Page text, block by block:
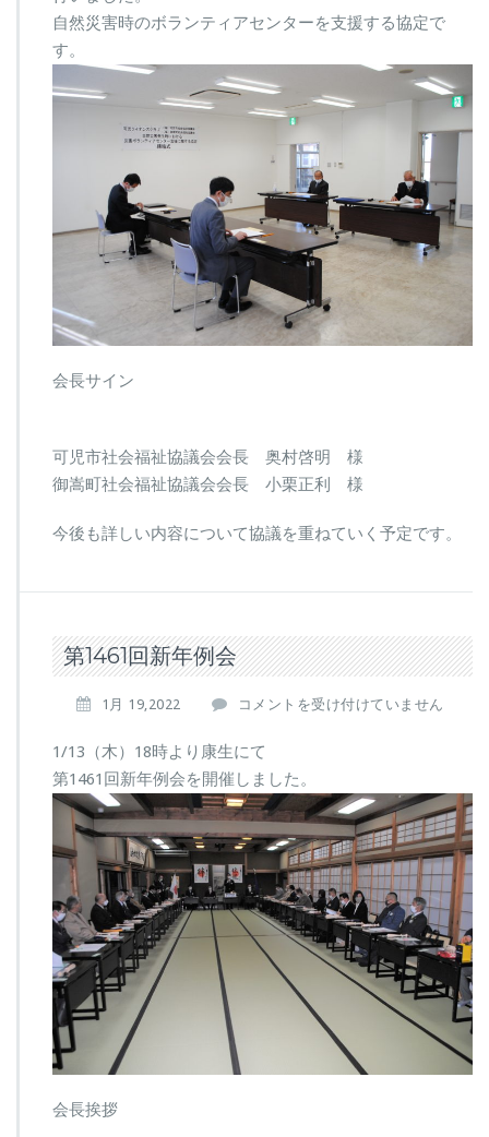
と
災
害
ボ
ィ
ア
支
援
締
結
は
自然災害時のボランティアセンターを支援する協定で
す。
会長サイン
可児市社会福祉協議会会長 奥村啓明 様
御嵩町社会福祉協議会会長 小栗正利 様
今後も詳しい内容について協議を重ねていく予定です。
第1461回新年例会
1月 19,2022
第
4
1
回
新
年
例
会
は
コメントを受け付けていません
1/13（木）18時より康生にて
第1461回新年例会を開催しました。
会長挨拶